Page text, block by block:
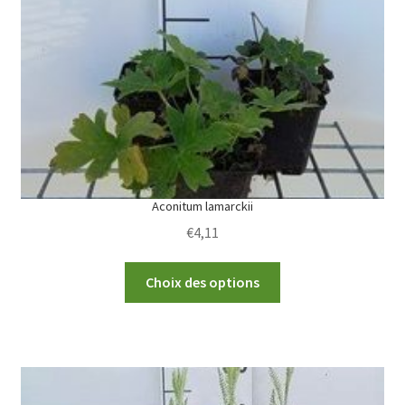
chosen
on
the
product
Aconitum lamarckii
€4,11
Choix des options
variants.
The